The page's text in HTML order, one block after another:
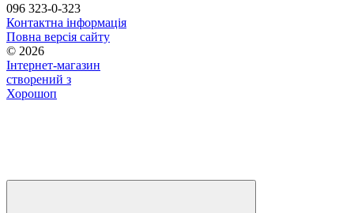
096 323-0-323
Контактна інформація
Повна версія сайту
© 2026
Інтернет-магазин
створений з
Хорошоп